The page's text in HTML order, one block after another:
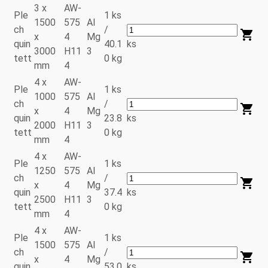
Ple
ch
quin
tett
3 x
1500
x
3000
mm
AW-
575
4
H11
4
Al
Mg
3
1 ks
/
40.1
0 kg
ks
Ple
ch
quin
tett
4 x
1000
x
2000
mm
AW-
575
4
H11
4
Al
Mg
3
1 ks
/
23.8
0 kg
ks
Ple
ch
quin
tett
4 x
1250
x
2500
mm
AW-
575
4
H11
4
Al
Mg
3
1 ks
/
37.4
0 kg
ks
Ple
ch
4 x
1500
x
AW-
575
4
Al
Mg
1 ks
/